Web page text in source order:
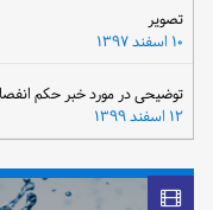
تصویر
توضیحی در مورد خبر حکم
۱۲ اسفند ۱۳۹۹